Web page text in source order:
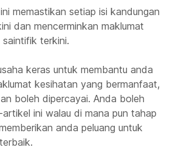
memastikan setiap isi kandungan
dan mencerminkan maklumat
terkini.
keras untuk membantu anda
kesihatan yang bermanfaat,
boleh dipercayai. Anda boleh
ini walau di mana pun tahap
anda peluang untuk